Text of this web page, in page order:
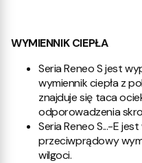
WYMIENNIK CIEPŁA
Seria Reneo S jest
wymiennik ciepła z
znajduje się taca
odporowadzenia
Seria Reneo S...-E
przeciwprądowy
wilgoci.